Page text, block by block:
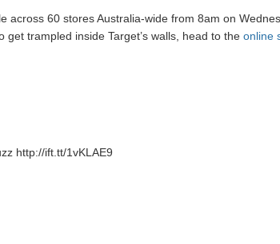
across 60 stores Australia-wide from 8am on
get trampled inside Target’s walls, head to the online
http://ift.tt/1vKLAE9